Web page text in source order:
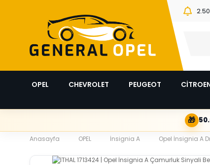
OPEL CHEVROLET PEUGEOT
🎁
Anasayfa OPEL İnsignia A Opel İnsignia A